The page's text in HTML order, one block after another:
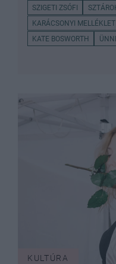
SZIGETI ZSÓFI
KARÁCSONYI MELLÉKLET
KATE BOSWORTH
KULTÚRA